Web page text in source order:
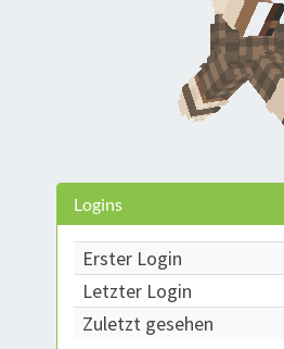
Logins
Erster Login
Letzter Login
Zuletzt gesehen